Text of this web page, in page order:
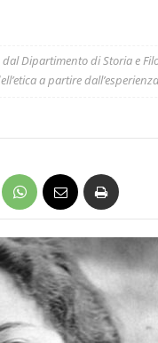
Dipartimento di Storia e
a partire